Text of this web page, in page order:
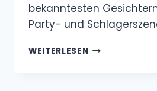
bekanntesten
Party- und
WEITERLESENWER